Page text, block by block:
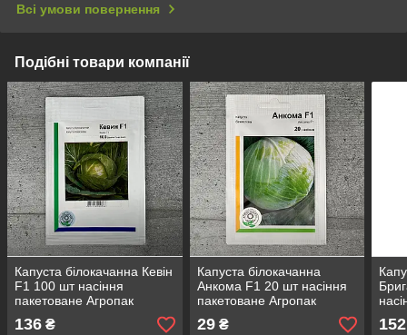
Всі умови повернення
Подібні товари компанії
Капуста білокачанна Кевін
F1 100 шт насіння
пакетоване Агропак
136 ₴
Капуста білокачанна
Анкома F1 20 шт насіння
пакетоване Агропак
29₴ 152